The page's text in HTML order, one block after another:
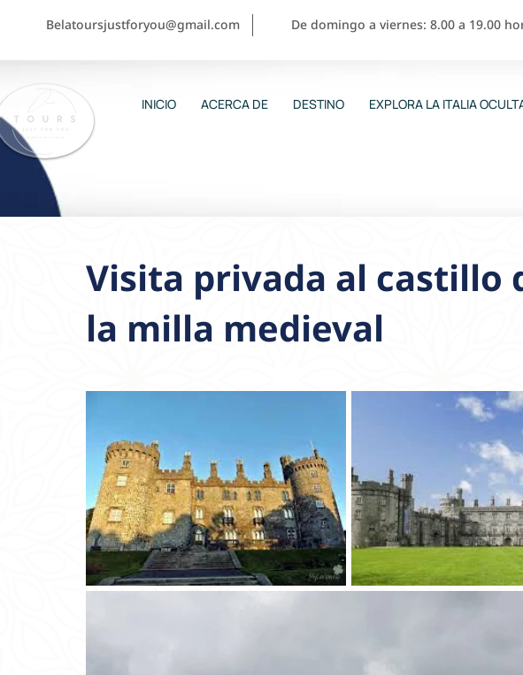
Belatoursjustforyou@gmail.com De domingo a viernes: 8.00 a 19.00
INICIO ACERCA DE DESTINO EXPLORA LA ITALIA
Visita privada al castillo
la milla medieval